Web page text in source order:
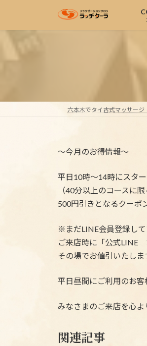
テ
ッ
ゲ
移
六本木でタイ古式マッサージ
～今月のお得情報～
平日10時～14時にスタ
（40分以上のコースに限
500円引きとなるクーポ
※まだLINE会員登録し
ご来店時に「公式LINE
その場でお値引いたしま
平日昼間にご利用のお客
みなさまのご来店を心
関連記事